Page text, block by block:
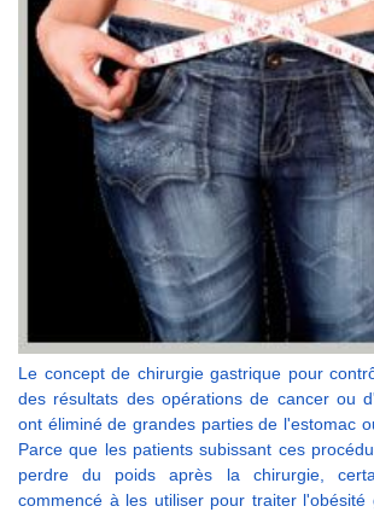
Le concept de chirurgie gastrique pour
des résultats des opérations de cancer ou
ont éliminé de grandes parties de l'estomac
Parce que les patients subissant ces
perdre du poids après la chirurgie,
commencé à les utiliser pour traiter l'obésité